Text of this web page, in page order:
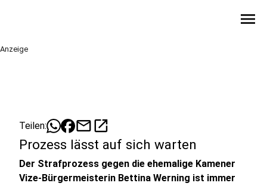
menu
Anzeige
Teilen: mailopen_in_new
Prozess lässt auf sich warten
Der Strafprozess gegen die ehemalige Kamener
Vize-Bürgermeisterin Bettina Werning ist immer